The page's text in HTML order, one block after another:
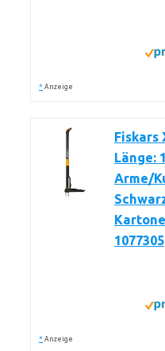
* Anzeige
Fiskars
Länge:
Arme/
1077305
* Anzeige